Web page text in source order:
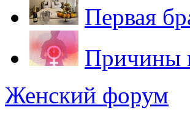
Первая
Причины
Женский форум